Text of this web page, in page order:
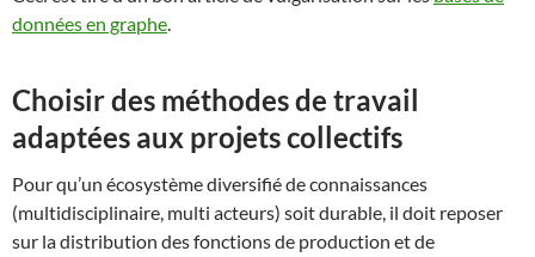
données en graphe.
Choisir des méthodes de travail
adaptées aux projets collectifs
Pour qu’un écosystème diversifié de connaissances
(multidisciplinaire, multi acteurs) soit durable, il doit reposer
sur la distribution des fonctions de production et de